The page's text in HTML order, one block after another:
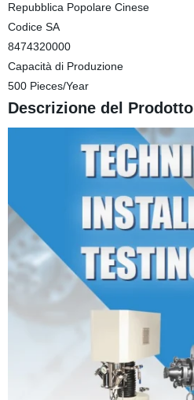
Repubblica Popolare Cinese
Codice SA
8474320000
Capacità di Produzione
500 Pieces/Year
Descrizione del Prodotto